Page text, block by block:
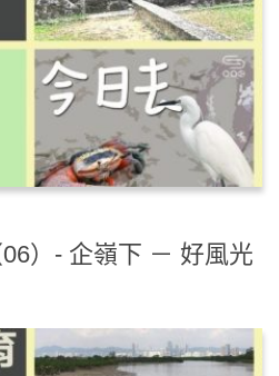
）- 企嶺下 － 好風光